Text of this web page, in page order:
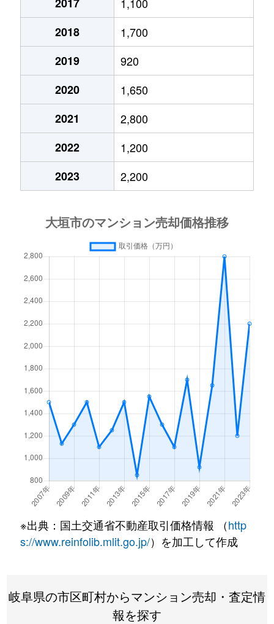
2018
1,700
2019
920
2020
1,650
2021
2,800
2022
1,200
2023
2,200
※出典：国土交通省不動産取引価格情報 （http
s://www.reinfolib.mlit.go.jp/）を加工して作成
岐阜県の市区町村からマンション売却・査定情
報を探す